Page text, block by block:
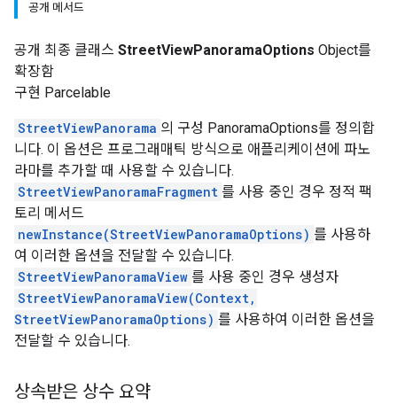
공개 메서드
공개 최종 클래스 StreetViewPanoramaOptions Object를
확장함
구현 Parcelable
StreetViewPanorama 의 구성 PanoramaOptions를 정의합
니다. 이 옵션은 프로그래매틱 방식으로 애플리케이션에 파노
라마를 추가할 때 사용할 수 있습니다.
StreetViewPanoramaFragment 를 사용 중인 경우 정적 팩
토리 메서드
newInstance(StreetViewPanoramaOptions) 를 사용하
여 이러한 옵션을 전달할 수 있습니다.
StreetViewPanoramaView 를 사용 중인 경우 생성자
StreetViewPanoramaView(Context,
StreetViewPanoramaOptions) 를 사용하여 이러한 옵션을
전달할 수 있습니다.
상속받은 상수 요약